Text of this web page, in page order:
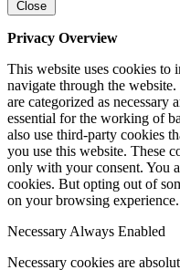
Close
Privacy Overview
This website uses cookies to
navigate through the
are categorized as necessary
essential for the working of
also use third-party cookies
you use this website. These
only with your consent. You
cookies. But opting out of
on your browsing experience.
Necessary Always Enabled
Necessary cookies are